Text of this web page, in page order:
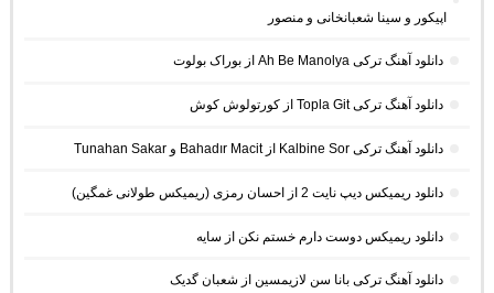
اپیکور و سینا شعبانخانی و منصور
دانلود آهنگ ترکی Ah Be Manolya از بوراک بولوت
دانلود آهنگ ترکی Topla Git از کورتولوش کوش
دانلود آهنگ ترکی Kalbine Sor از Bahadır Macit و Tunahan Sakar
دانلود ریمیکس دیپ نایت 2 از احسان رمزی (ریمیکس طولانی غمگین)
دانلود ریمیکس دوست دارم خستم نکن از سایه
دانلود آهنگ ترکی بانا سن لازیمسین از شعبان گدیک